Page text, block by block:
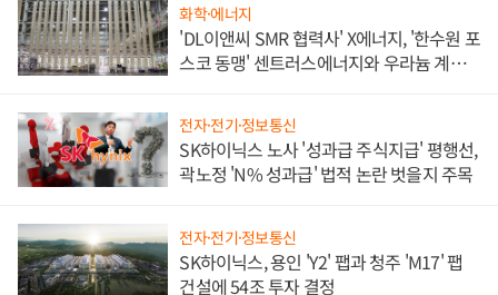
화학·에너지
'DL이앤씨 SMR 협력사' X에너지, '한수원 포
스코 동맹' 센트러스에너지와 우라늄 계약
전자·전기·정보통신
SK하이닉스 노사 '성과급 주식지급' 평행선,
곽노정 'N% 성과급' 법적 논란 벗을지 주목
전자·전기·정보통신
SK하이닉스, 용인 'Y2' 팹과 청주 'M17' 팹
건설에 54조 투자 결정